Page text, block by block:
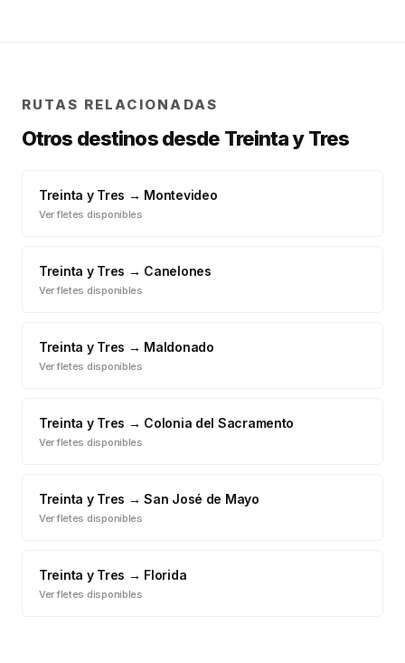
RUTAS RELACIONADAS
Otros destinos desde Treinta y Tres
Treinta y Tres → Montevideo
Ver fletes disponibles
Treinta y Tres → Canelones
Ver fletes disponibles
Treinta y Tres → Maldonado
Ver fletes disponibles
Treinta y Tres → Colonia del Sacramento
Ver fletes disponibles
Treinta y Tres →San José de Mayo
Ver fletes disponibles
Treinta y Tres → Florida
Ver fletes disponibles